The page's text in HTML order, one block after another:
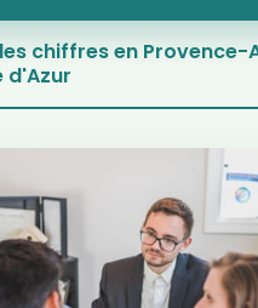
chiffres en Provence-
d'Azur